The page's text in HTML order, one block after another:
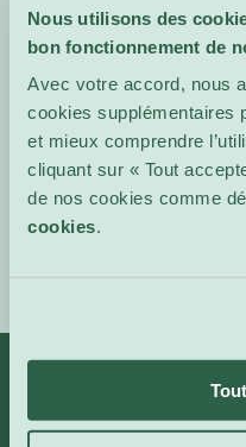
Nous utilisons des
bon fonctionnement de
Avec votre accord, nous
cookies supplémentaires
et mieux comprendre
cliquant sur « Tout
de nos cookies comme
cookies.
Infos